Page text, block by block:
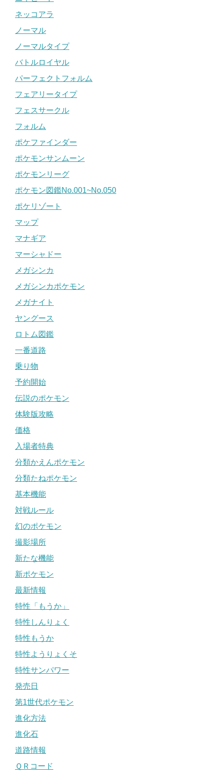
ネッコアラ
ノーマル
ノーマルタイプ
バトルロイヤル
パーフェクトフォルム
フェアリータイプ
フェスサークル
フォルム
ポケファインダー
ポケモンサンムーン
ポケモンリーグ
ポケモン図鑑No.001~No.050
ポケリゾート
マップ
マナギア
マーシャドー
メガシンカ
メガシンカポケモン
メガナイト
ヤングース
ロトム図鑑
一番道路
乗り物
予約開始
伝説のポケモン
体験版攻略
価格
入場者特典
分類かえんポケモン
分類たねポケモン
基本機能
対戦ルール
幻のポケモン
撮影場所
新たな機能
新ポケモン
最新情報
特性「もうか」
特性しんりょく
特性もうか
特性ようりょくそ
特性サンパワー
発売日
第1世代ポケモン
進化方法
進化石
道路情報
ＱＲコード